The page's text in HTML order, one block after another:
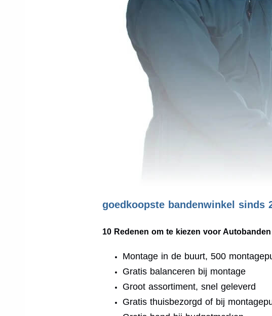
goedkoopste bandenwinkel sinds
10 Redenen om te kiezen voor
Montage in de buurt, 500
Gratis balanceren bij montage
Groot assortiment, snel geleverd
Gratis thuisbezorgd of bij